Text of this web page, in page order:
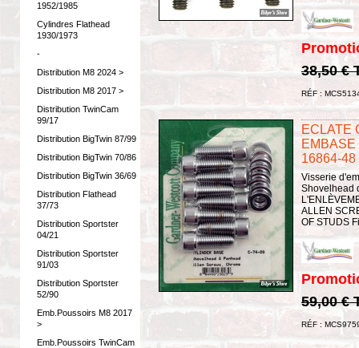
1952/1985
Cylindres Flathead
1930/1973
-
Distribution M8 2024 >
Distribution M8 2017 >
Distribution TwinCam
99/17
Distribution BigTwin 87/99
Distribution BigTwin 70/86
Distribution BigTwin 36/69
Distribution Flathead
37/73
Distribution Sportster
04/21
Distribution Sportster
91/03
Distribution Sportster
52/90
Emb.Poussoirs M8 2017
>
Emb.Poussoirs TwinCam
38,50 €
RÉF :
ECLATE
16864-48
Visserie
Shovelhead
ALLEN
OF STUDS
59,00 €
RÉF :